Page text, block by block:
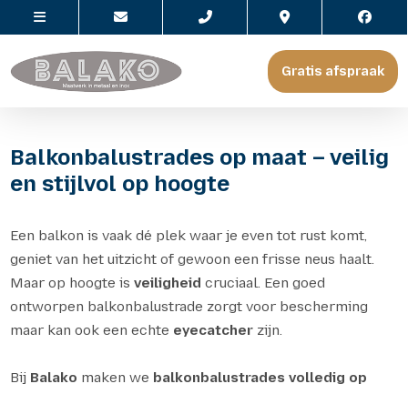
Gratis afspraak
Balkonbalustrades op maat – veilig
en stijlvol op hoogte
Een balkon is vaak dé plek waar je even tot rust komt,
geniet van het uitzicht of gewoon een frisse neus haalt.
Maar op hoogte isveiligheidcruciaal. Een goed
ontworpen balkonbalustrade zorgt voor bescherming
maar kan ook een echte eyecatcher zijn.
Bij Balako maken we balkonbalustrades volledig op